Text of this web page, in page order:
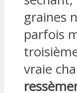
graines
parfois
vraie